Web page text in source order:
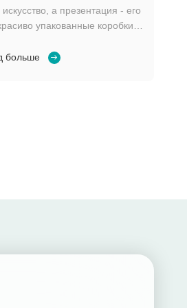
а презентация - его
упакованные коробки
скромного подарочного
больше